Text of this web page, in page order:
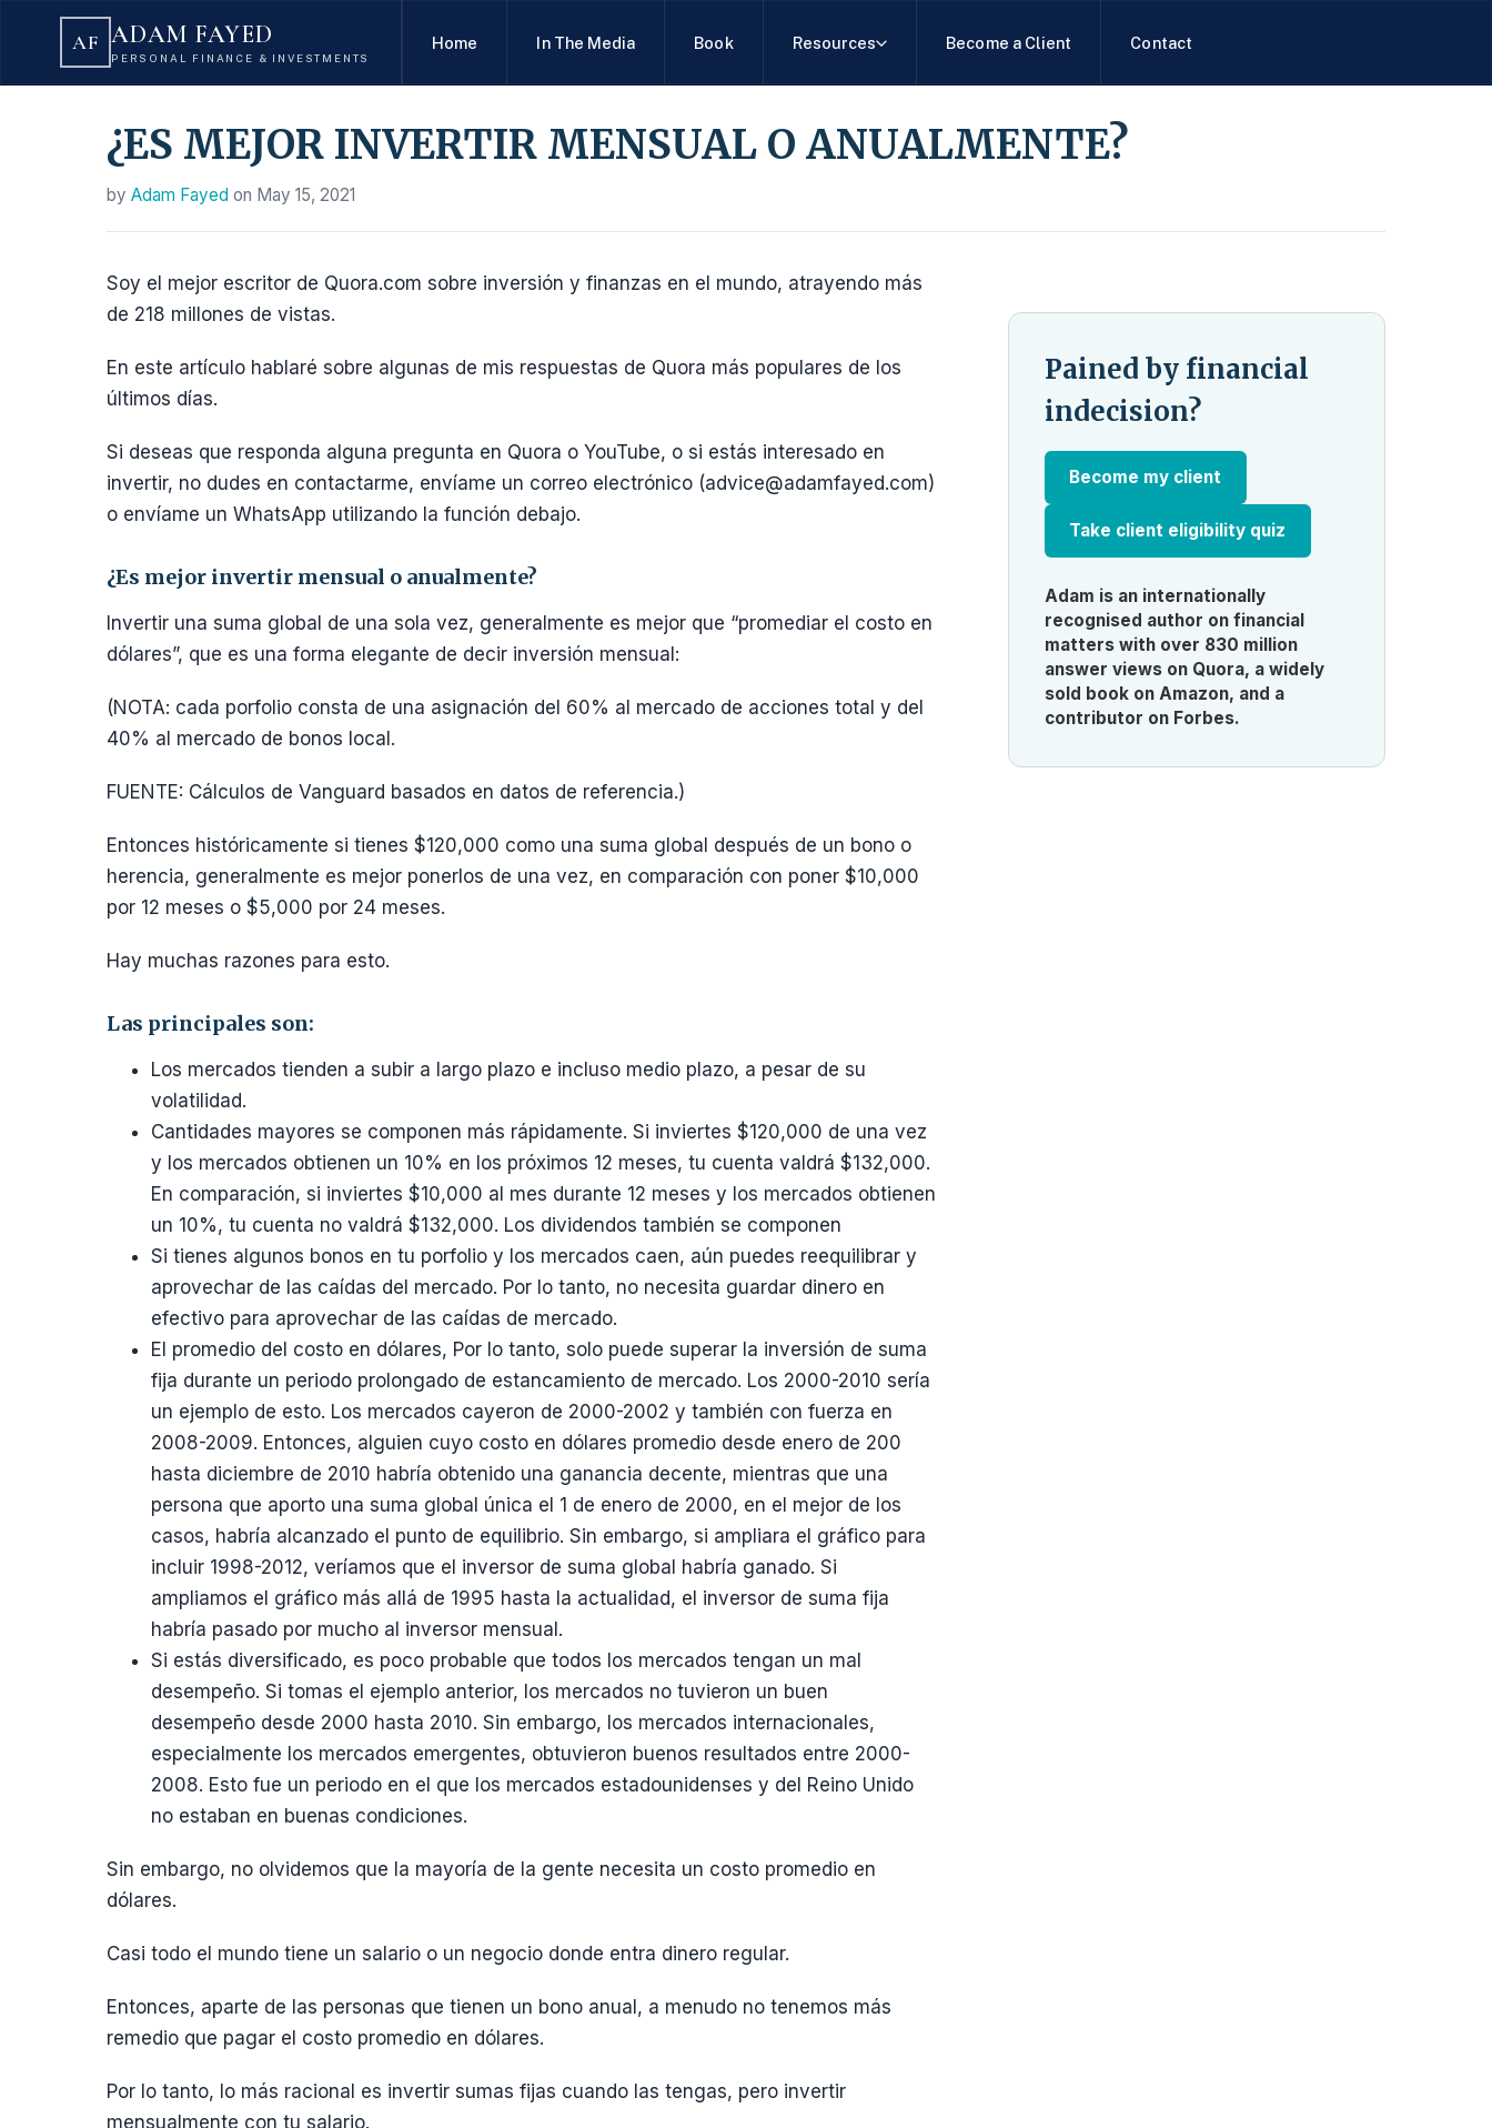
AF ADAM FAYED
PERSONAL FINANCE & INVESTMENTS
Home In The Media Book Resources Become a Client Contact
¿ES MEJOR INVERTIR MENSUAL O ANUALMENTE?
by Adam Fayed on May 15, 2021
Soy el mejor escritor de Quora.com sobre inversión y finanzas en el mundo, atrayendo más
de 218 millones de vistas.
En este artículo hablaré sobre algunas de mis respuestas de Quora más populares de los
últimos días.
Si deseas que responda alguna pregunta en Quora o YouTube, o si estás interesado en
invertir, no dudes en contactarme, envíame un correo electrónico (advice@adamfayed.com)
o envíame un WhatsApp utilizando la función debajo.
¿Es mejor invertir mensual o anualmente?
Invertir una suma global de una sola vez, generalmente es mejor que “promediar el costo en
dólares”, que es una forma elegante de decir inversión mensual:
(NOTA: cada porfolio consta de una asignación del 60% al mercado de acciones total y del
40% al mercado de bonos local.
FUENTE: Cálculos de Vanguard basados en datos de referencia.)
Entonces históricamente si tienes $120,000 como una suma global después de un bono o
herencia, generalmente es mejor ponerlos de una vez, en comparación con poner $10,000
por 12 meses o $5,000 por 24 meses.
Hay muchas razones para esto.
Las principales son:
Los mercados tienden a subir a largo plazo e incluso medio plazo, a pesar de su
volatilidad.
Cantidades mayores se componen más rápidamente. Si inviertes $120,000 de una vez
y los mercados obtienen un 10% en los próximos 12 meses, tu cuenta valdrá $132,000.
En comparación, si inviertes $10,000 al mes durante 12 meses y los mercados obtienen
un 10%, tu cuenta no valdrá $132,000. Los dividendos también se componen
Si tienes algunos bonos en tu porfolio y los mercados caen, aún puedes reequilibrar y
aprovechar de las caídas del mercado. Por lo tanto, no necesita guardar dinero en
efectivo para aprovechar de las caídas de mercado.
El promedio del costo en dólares, Por lo tanto, solo puede superar la inversión de suma
fija durante un periodo prolongado de estancamiento de mercado. Los 2000-2010 sería
un ejemplo de esto. Los mercados cayeron de 2000-2002 y también con fuerza en
2008-2009. Entonces, alguien cuyo costo en dólares promedio desde enero de 200
hasta diciembre de 2010 habría obtenido una ganancia decente, mientras que una
persona que aporto una suma global única el 1 de enero de 2000, en el mejor de los
casos, habría alcanzado el punto de equilibrio. Sin embargo, si ampliara el gráfico para
incluir 1998-2012, veríamos que el inversor de suma global habría ganado. Si
ampliamos el gráfico más allá de 1995 hasta la actualidad, el inversor de suma fija
habría pasado por mucho al inversor mensual.
Si estás diversificado, es poco probable que todos los mercados tengan un mal
desempeño. Si tomas el ejemplo anterior, los mercados no tuvieron un buen
desempeño desde 2000 hasta 2010. Sin embargo, los mercados internacionales,
especialmente los mercados emergentes, obtuvieron buenos resultados entre 2000-
2008. Esto fue un periodo en el que los mercados estadounidenses y del Reino Unido
no estaban en buenas condiciones.
Sin embargo, no olvidemos que la mayoría de la gente necesita un costo promedio en
dólares.
Casi todo el mundo tiene un salario o un negocio donde entra dinero regular.
Entonces, aparte de las personas que tienen un bono anual, a menudo no tenemos más
remedio que pagar el costo promedio en dólares.
Por lo tanto, lo más racional es invertir sumas fijas cuando las tengas, pero invertir
mensualmente con tu salario.
Pained by financial
indecision?
Become my client
Take client eligibility quiz
Adam is an internationally
recognised author on financial
matters with over 830 million
answer views on Quora, a widely
sold book on Amazon, and a
contributor on Forbes.